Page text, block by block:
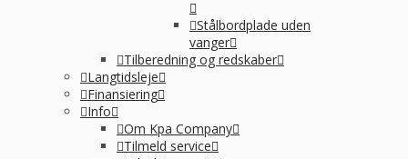
Stålbordplade uden
vanger
Tilberedning og redskaber
Langtidsleje
Finansiering
Info
Om Kpa Company
Tilmeld service